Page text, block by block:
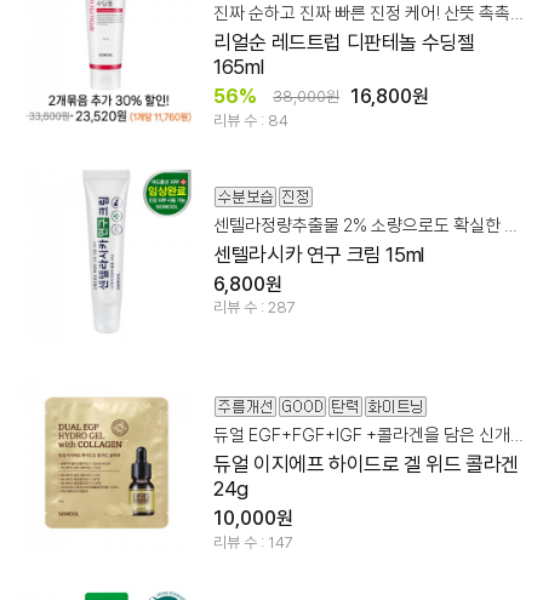
진짜 순하고 진짜 빠른 진정 케어! 산뜻 촉촉 디판테놀 수딩젤
리얼순 레드트럽 디판테놀 수딩젤
165ml
56% 38,000원 16,800원
리뷰 수 : 84
센텔라정량추출물 2% 소량으로도 확실한 스팟 집중 케어
센텔라시카 연구 크림 15ml
6,800원
리뷰 수 : 287
듀얼 EGF+FGF+IGF +콜라겐을 담은 신개념 에이징 멀티 케어
듀얼 이지에프 하이드로 겔 위드 콜라겐
24g
10,000원
리뷰 수 : 147